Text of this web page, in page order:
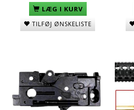
LÆG I KURV
TILFØJ ØNSKELISTE